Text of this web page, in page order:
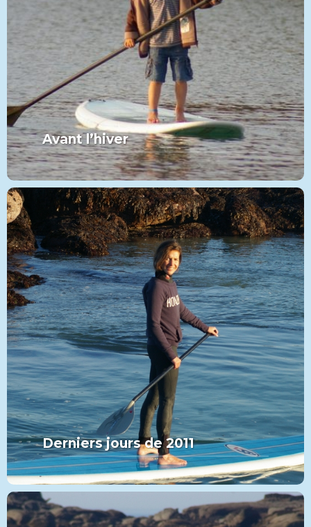
Avant l’hiver
MORE FROM THIS SET:
VIEW MORE CATÉGORIE PADDLE
Avant l’hiver
Derniers jours de 2011
MORE FROM THIS SET:
VIEW MORE CATÉGORIE PADDLE
Derniers jours de 2011